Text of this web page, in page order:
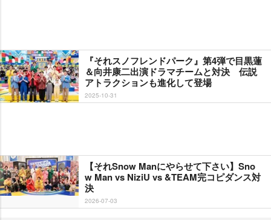
『それスノフレンドパーク』第4弾で目黒蓮
＆向井康二出演ドラマチームと対決 伝説
アトラクションも進化して登場
2025-10-31
【それSnow Manにやらせて下さい】Sno
w Man vs NiziU vs &TEAM完コピダンス対
決
2026-07-03